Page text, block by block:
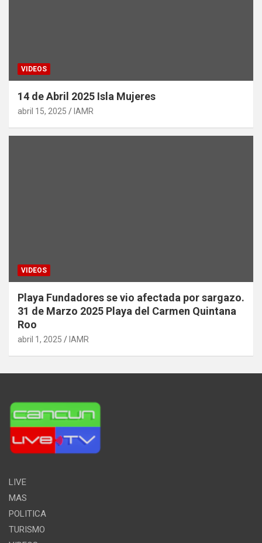
VIDEOS
14 de Abril 2025 Isla Mujeres
abril 15, 2025 IAMR
VIDEOS
Playa Fundadores se vio afectada por sargazo.
31 de Marzo 2025 Playa del Carmen Quintana
Roo
abril 1, 2025 IAMR
LIVE
MAS
POLITICA
TURISMO